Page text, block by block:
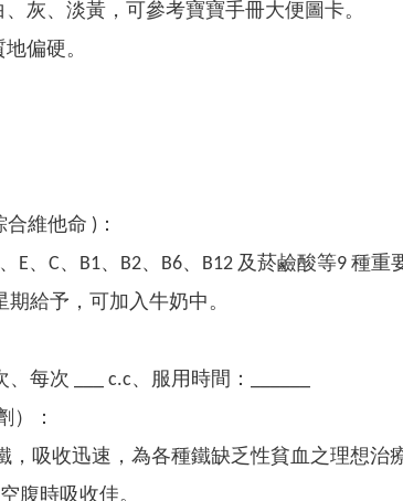
灰、淡黃，可參考寶寶手冊大便圖卡。
偏硬。
合維他命 )：
E、C、B1、B2、B6、B12 及菸鹼酸等9 種重
期給予，可加入牛奶中。
每次 ___ c.c、服用時間：______
）：
，吸收迅速，為各種鐵缺乏性貧血之理想治
腹時吸收佳。